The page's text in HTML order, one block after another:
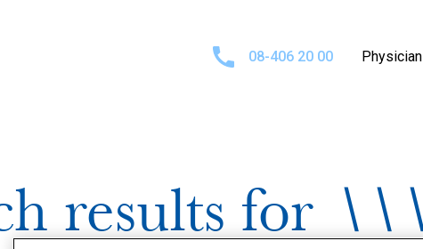
08-406 20 00
results for